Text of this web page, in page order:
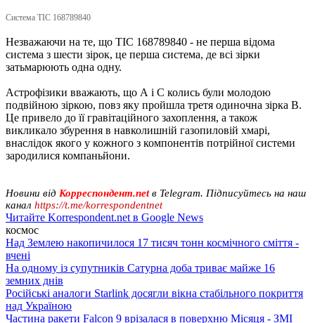
Система TIC 168789840
Незважаючи на те, що TIC 168789840 - не перша відома
система з шести зірок, це перша система, де всі зірки
затьмарюють одна одну.
Астрофізики вважають, що А і С колись були молодою
подвійною зіркою, повз яку пройшла третя одиночна зірка В.
Це привело до її гравітаційного захоплення, а також
викликало збурення в навколишній газопиловій хмарі,
внаслідок якого у кожного з компонентів потрійної системи
зародилися компаньйони.
Новини від Корреспондент.netв Telegram. Підписуйтесь на наш
канал https://t.me/korrespondentnet
Читайте Korrespondent.net в Google News
космос
Над Землею накопичилося 17 тисяч тонн космічного сміття -
вчені
На одному із супутників Сатурна доба триває майже 16
земних днів
Російські аналоги Starlink досягли вікна стабільного покриття
над Україною
Частина ракети Falcon 9 врізалася в поверхню Місяця - ЗМІ